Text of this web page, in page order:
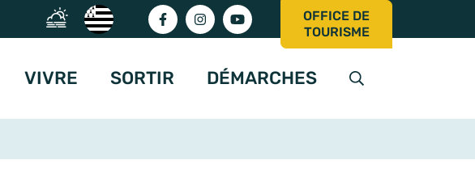
Lien vers le compte Facebook
Lien vers le compte Instagram
Lien vers la chaîne Youtube
OFFICE DE
TOURISME
VIVRE SORTIR DÉMARCHES AFFICHER LA